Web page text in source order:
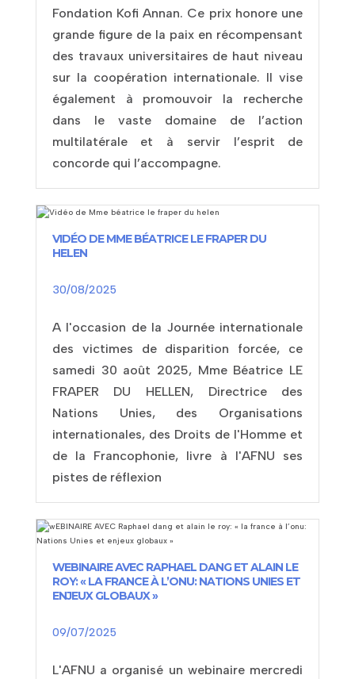
Fondation Kofi Annan. Ce prix honore une
grande figure de la paix en récompensant
des travaux universitaires de haut niveau
sur la coopération internationale. Il vise
également à promouvoir la recherche
dans le vaste domaine de l’action
multilatérale et à servir l’esprit de
concorde qui l’accompagne.
VIDÉO DE MME BÉATRICE LE FRAPER DU
HELEN
A l'occasion de la Journée internationale
des victimes de disparition forcée, ce
samedi 30 août 2025, Mme Béatrice LE
FRAPER DU HELLEN, Directrice des
Nations Unies, des Organisations
internationales, des Droits de l'Homme et
de la Francophonie, livre à l'AFNU ses
pistes de réflexion
30/08/2025
WEBINAIRE AVEC RAPHAEL DANG ET ALAIN LE
ROY: « LA FRANCE À L’ONU: NATIONS UNIES ET
ENJEUX GLOBAUX »
L'AFNU a organisé un webinaire mercredi
09/07/2025